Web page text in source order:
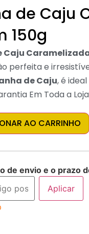
de Caju
150g
Caju
perfeita e
de Caju, é
Em Toda a Loja
AO CARRINHO
de envio e o prazo
Aplicar